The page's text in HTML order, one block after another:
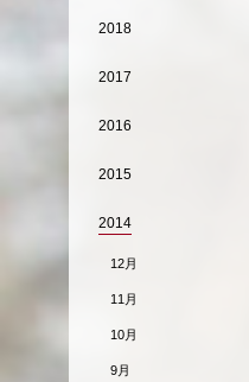
2018
2017
2016
2015
2014
12月
11月
10月
9月